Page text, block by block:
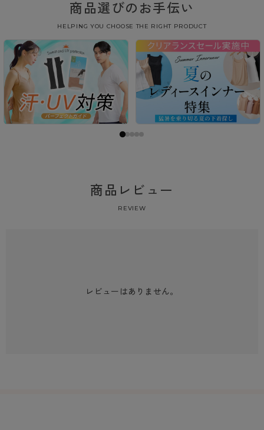
商品選びのお手伝い
HELPING YOU CHOOSE THE RIGHT PRODUCT
商品レビュー
REVIEW
レビューはありません。